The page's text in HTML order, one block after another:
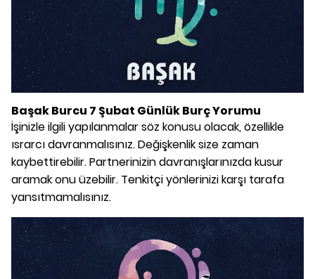
Başak Burcu 7 Şubat Günlük Burç Yorumu
İşinizle ilgili yapılanmalar söz konusu olacak, özellikle
ısrarcı davranmalısınız. Değişkenlik size zaman
kaybettirebilir. Partnerinizin davranışlarınızda kusur
aramak onu üzebilir. Tenkitçi yönlerinizi karşı tarafa
yansıtmamalısınız.